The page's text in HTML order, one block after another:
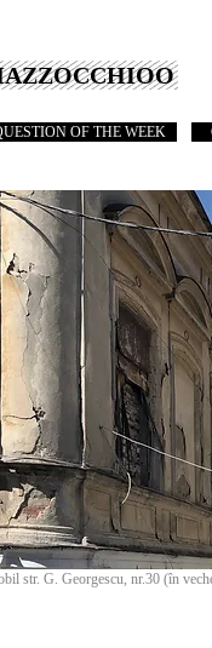
OF THE WEEK
str. G. Georgescu, nr.30 (în